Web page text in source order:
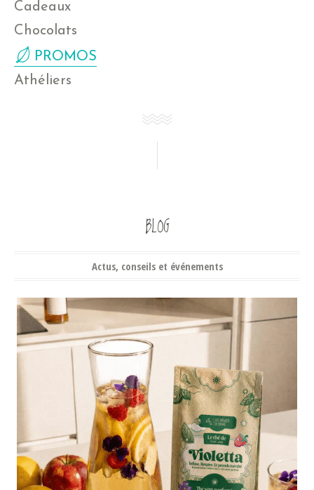
Cadeaux
Chocolats
PROMOS
Athéliers
BLOG
Actus, conseils et événements